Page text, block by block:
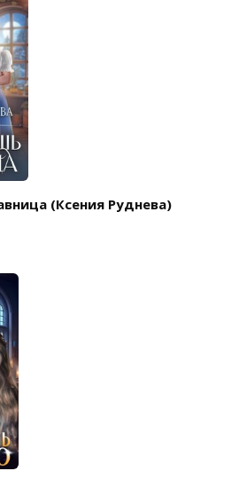
(Ксения Руднева)